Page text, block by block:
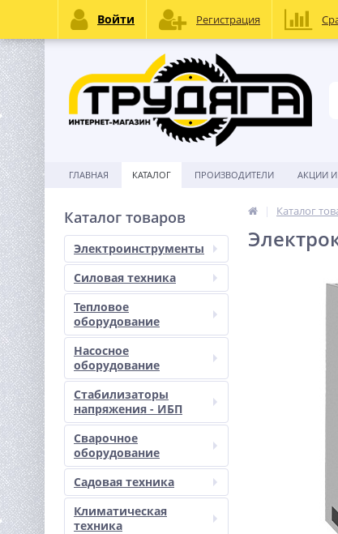
ГЛАВНАЯ КАТАЛОГ ПРОИЗВОДИТЕЛИ АКЦИИ
Каталог товаров
Электроинструменты
Силовая техника
Тепловое
оборудование
Насосное
оборудование
Стабилизаторы
напряжения - ИБП
Сварочное
оборудование
Садовая техника
Климатическая
техника
Каталог
Войти Регистрация